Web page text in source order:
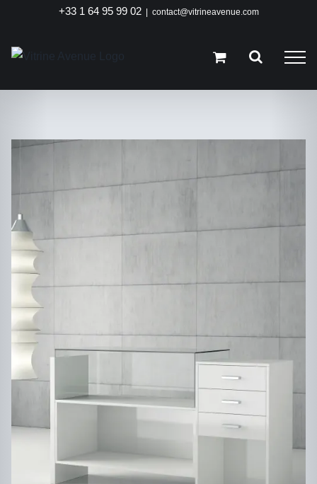
contenu
+33 1 64 95 99 02 contact@vitrineavenue.com